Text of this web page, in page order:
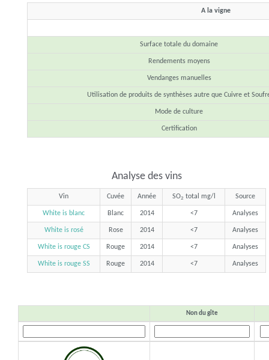
A la vigne
Surface totale du domaine
Rendements moyens
Vendanges manuelles
Utilisation de produits de synthèses autre que Cuivre et
Mode de culture
Certification
Analyse des vins
Vin Cuvée Année SO2 total mg/l Source
White is blanc Blanc 2014 <7 Analyses
White is rosé Rose 2014 <7 Analyses
White is rouge CS Rouge 2014 <7 Analyses
White is rouge SS Rouge 2014 <7 Analyses
Non du gîte